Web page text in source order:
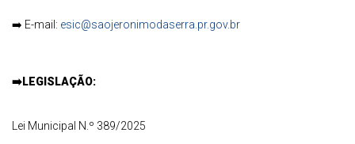
➡️ E-mail: esic@saojeronimodaserra.pr.gov.br
➡️LEGISLAÇÃO:
Lei Municipal N.º 389/2025